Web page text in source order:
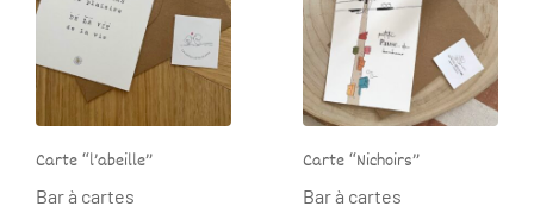
Carte “l’abeille”
Bar à cartes
Carte “Nichoirs”
Bar à cartes